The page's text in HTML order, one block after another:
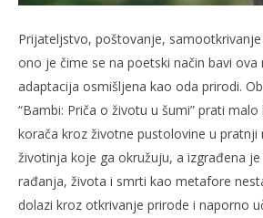
Prijateljstvo, poštovanje,
ono je čime se na poetski način bavi ova
adaptacija osmišljena kao oda prirodi.
“Bambi: Priča o životu u šumi” prati
korača kroz životne pustolovine u pratnji
životinja koje ga okružuju, a izgrađena
rađanja, života i smrti kao metafore
dolazi kroz otkrivanje prirode i naporno